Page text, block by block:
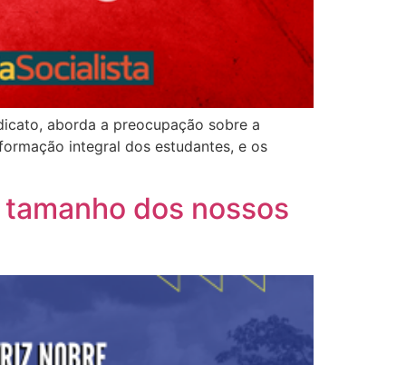
aborda a preocupação sobre a
integral dos estudantes, e os
dos nossos